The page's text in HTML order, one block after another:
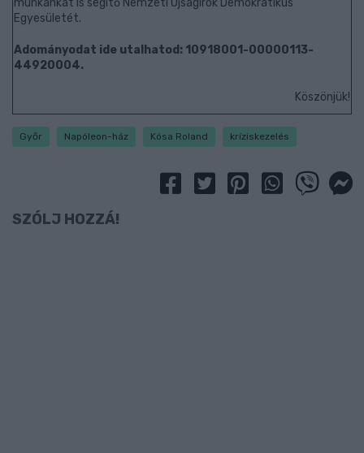
munkánkat is segítő Nemzeti Újságírók Demokratikus
Egyesületét.
Adományodat ide utalhatod: 10918001-00000113-
44920004.
Köszönjük!
Győr Napóleon-ház Kósa Roland kríziskezelés
SZÓLJ HOZZÁ!